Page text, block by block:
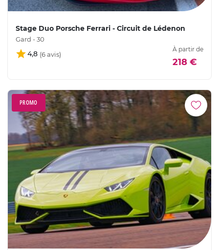
Stage Duo Porsche Ferrari - Circuit de Lédenon
Gard - 30
4,8
À partir de
218 €
PROMO